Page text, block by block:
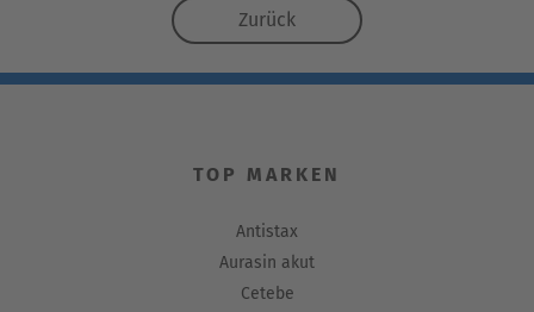
Zurück
TOP MARKEN
Antistax
Aurasin akut
Cetebe